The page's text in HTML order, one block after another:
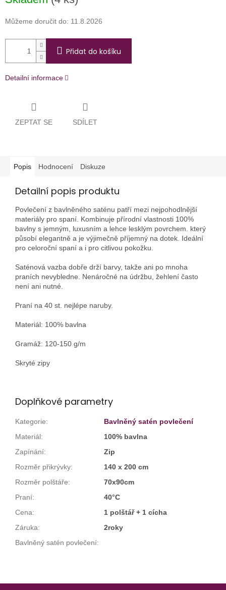
Můžeme doručit do: 11.8.2026
Přidat do košíku
Detailní informace
ZEPTAT SE SDÍLET
Popis Hodnocení Diskuze
Detailní popis produktu
Povlečení z bavlněného saténu patří mezi nejpohodlnější
materiály pro spaní. Kombinuje přírodní vlastnosti 100%
bavlny s jemným, luxusním a lehce lesklým povrchem. který
působí elegantně a je výjimečně příjemný na dotek. Ideální
pro celoroční spaní a i pro citlivou pokožku.
Saténová vazba dobře drží barvy, takže ani po mnoha
praních nevybledne. Nenáročné na údržbu, žehlení často
není ani nutné.
Praní na 40 st. nejlépe naruby.
Materiál: 100% bavlna
Gramáž: 120-150 g/m
Skryté zipy
Doplňkové parametry
Kategorie:
Bavlněný satén povlečení
Materiál:
100% bavlna
Zapínání:
Zip
Rozměr přikrývky:
140 x 200 cm
Rozměr polštáře:
70x90cm
Praní:
40°C
Cena:
1 polštář + 1 cícha
Záruka:
2roky
Bavlněný satén povlečení: